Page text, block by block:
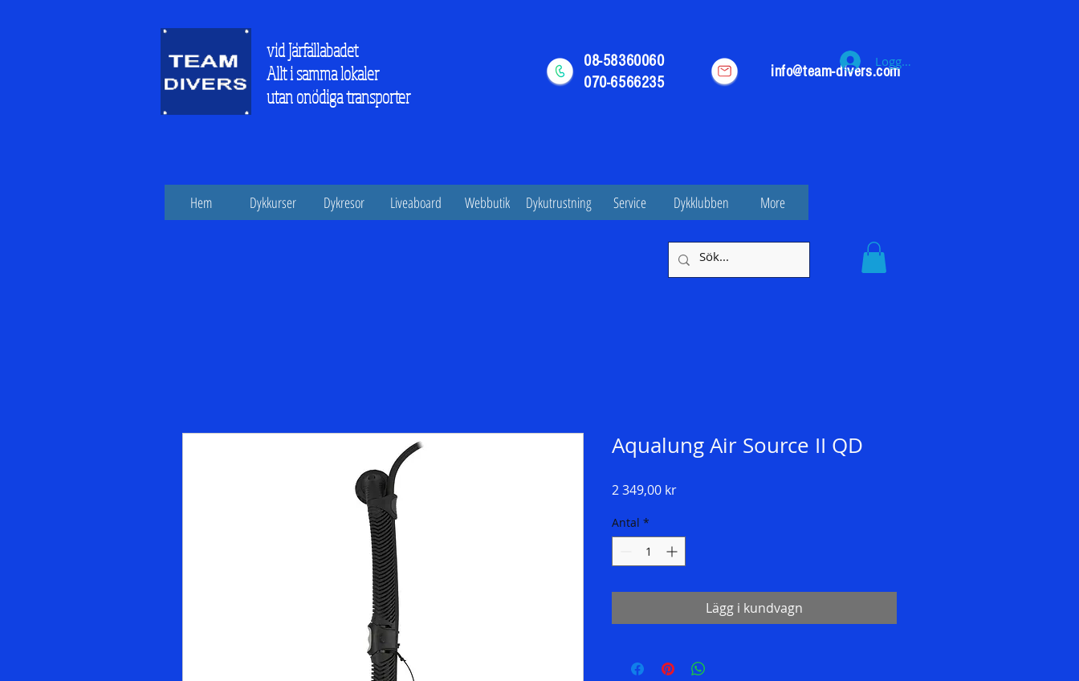
vid Järfällabadet
Allt i samma lokaler
utan onödiga transporter
08-58360060
070-6566235
info@team-divers.com
Logga in
Hem Dykkurser Dykresor Liveaboard Webbutik Dykutrustning Service Dykklubben More
Aqualung Air Source II QD
2 349,00 krPris
Antal *
Lägg i kundvagn